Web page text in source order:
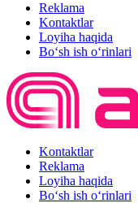
Reklama
Kontaktlar
Loyiha haqida
Bo‘sh ish o‘rinlari
Kontaktlar
Reklama
Loyiha haqida
Bo‘sh ish o‘rinlari